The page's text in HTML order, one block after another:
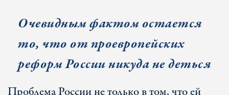
Очевидным фактом остается
то, что от проевропейских
реформ России никуда не деться